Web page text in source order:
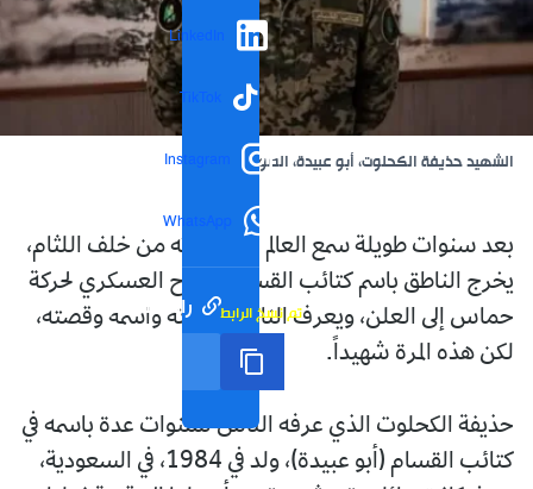
LinkedIn
TikTok
Instagram
WhatsApp
رابط مختصر تم نسخ الرابط
الشهيد حذيفة الكحلوت، أبو عبيدة، الصورة: ح.م.
بعد سنوات طويلة سمع العالم فيها صوته من خلف اللثام،
يخرج الناطق باسم كتائب القسام، الجناح العسكري لحركة
حماس إلى العلن، ويعرف الناس صورته واسمه وقصته،
لكن هذه المرة شهيداً.
حذيفة الكحلوت الذي عرفه الناس لسنوات عدة باسمه في
كتائب القسام (أبو عبيدة)، ولد في 1984، في السعودية،